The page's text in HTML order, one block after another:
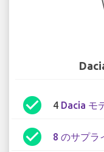
check_circle 4 Dacia モ
check_circle 8 のサプラ